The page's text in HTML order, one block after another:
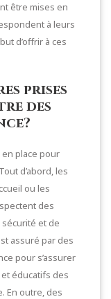
être mises en
à leurs
d’offrir à ces
prises
des
place pour
d’abord, les
ou les
des
et de
assuré par des
pour s’assurer
éducatifs des
En outre, des